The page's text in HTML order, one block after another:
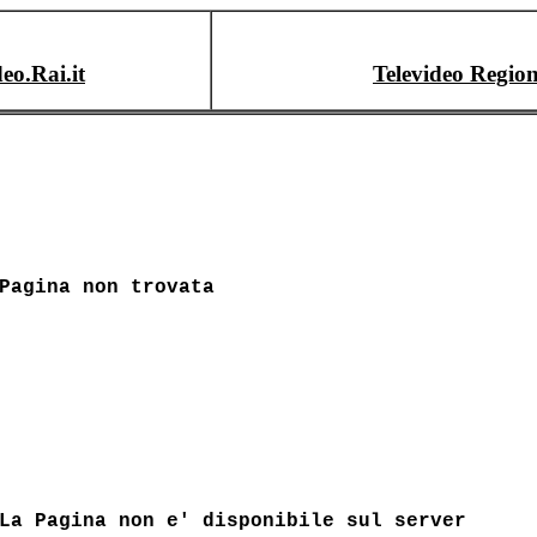
Televideo
Pagina non trovata
La Pagina non e' disponibile sul server